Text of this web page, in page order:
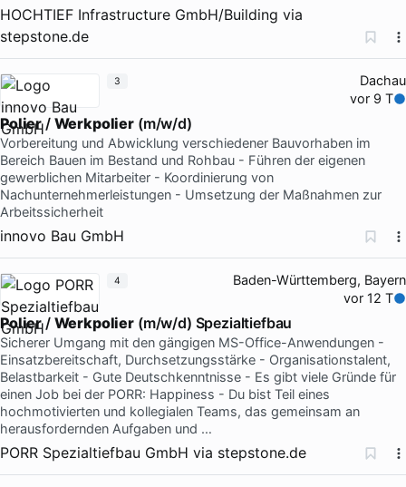
HOCHTIEF Infrastructure GmbH/Building via
stepstone.de
Dachau
vor 9 T
Polier/ Werkpolier(m/w/d)
Vorbereitung und Abwicklung verschiedener Bauvorhaben im
Bereich Bauen im Bestand und Rohbau - Führen der eigenen
gewerblichen Mitarbeiter - Koordinierung von
Nachunternehmerleistungen - Umsetzung der Maßnahmen zur
Arbeitssicherheit
innovo Bau GmbH
3
Baden-Württemberg, Bayern
vor 12 T
Polier/ Werkpolier(m/w/d) Spezialtiefbau
Sicherer Umgang mit den gängigen MS-Office-Anwendungen -
Einsatzbereitschaft, Durchsetzungsstärke - Organisationstalent,
Belastbarkeit - Gute Deutschkenntnisse - Es gibt viele Gründe für
einen Job bei der PORR: Happiness - Du bist Teil eines
hochmotivierten und kollegialen Teams, das gemeinsam an
herausfordernden Aufgaben und …
PORR Spezialtiefbau GmbH via stepstone.de
4